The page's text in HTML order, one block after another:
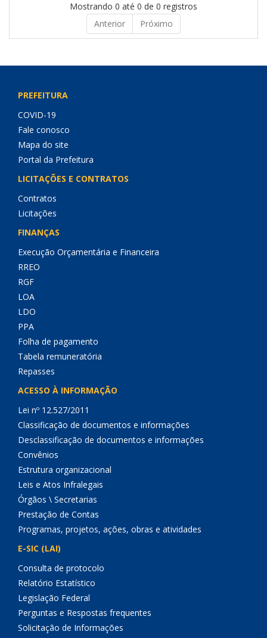
Mostrando 0 até 0 de 0 registros
Anterior
Próximo
PREFEITURA
COVID-19
Fale conosco
Mapa do site
Portal da Prefeitura
LICITAÇÕES E CONTRATOS
Contratos
Licitações
FINANÇAS
Execução Orçamentária e Financeira
RREO
RGF
LOA
LDO
PPA
Folha de pagamento
Tabela remuneratória
Repasses
ACESSO À INFORMAÇÃO
Lei nº 12.527/2011
Classificação de documentos e informações
Desclassificação de documentos e informações
Convênios
Estrutura organizacional
Leis e Atos Infralegais
Órgãos \ Secretarias
Prestação de Contas
Programas, projetos, ações, obras e atividades
E-SIC (LAI)
Consulta de protocolo
Relatório Estatístico
Legislação Federal
Perguntas e Respostas frequentes
Solicitação de Informações